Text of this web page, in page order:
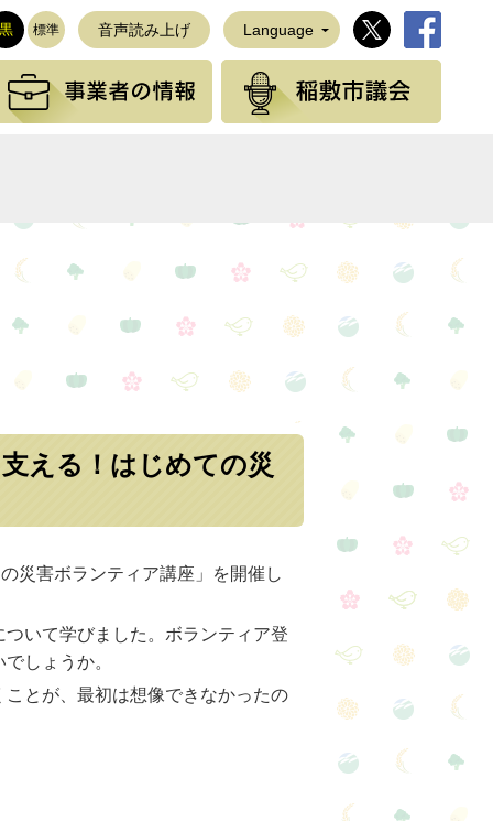
標準 音声読み上げ Language 稲敷市公式
の情報 事業者の情報
える！はじめての災
災害ボランティア講座」を開催し
いて学びました。ボランティア登
しょうか。
とが、最初は想像できなかったの